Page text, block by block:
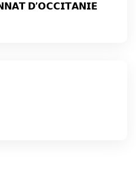
𝗗’𝗢𝗖𝗖𝗜𝗧𝗔𝗡𝗜𝗘